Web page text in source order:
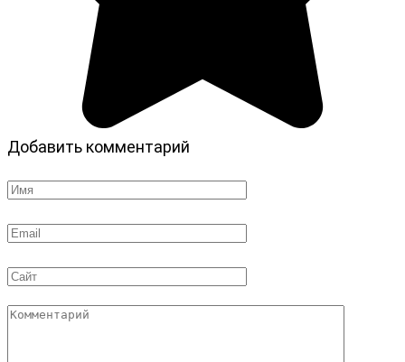
Добавить комментарий
Имя
Email
Сайт
Комментарий